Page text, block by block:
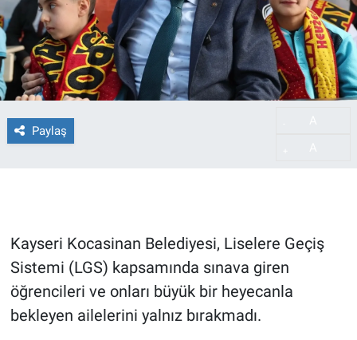
Paylaş
Kayseri Kocasinan Belediyesi, Liselere Geçiş
Sistemi (LGS) kapsamında sınava giren
öğrencileri ve onları büyük bir heyecanla
bekleyen ailelerini yalnız bırakmadı.